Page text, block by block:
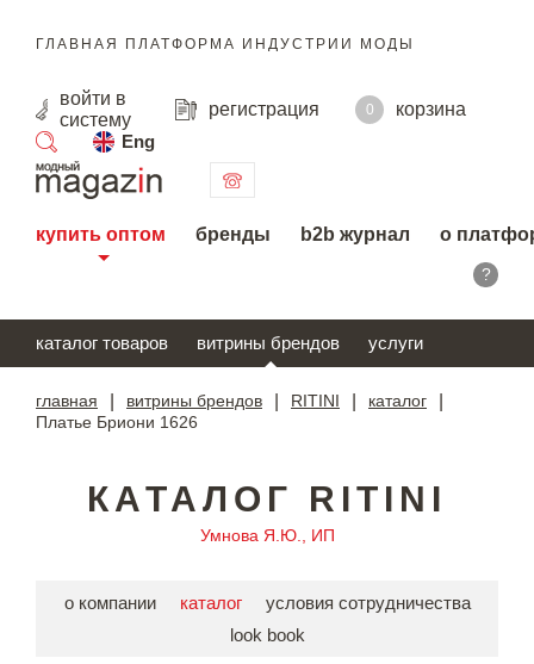
ГЛАВНАЯ ПЛАТФОРМА ИНДУСТРИИ МОДЫ
войти в
систему
регистрация 0
корзина
Eng
поиск
купить оптом бренды b2b журнал о
?
каталог товаров витрины брендов услуги
главная витрины брендов RITINI каталог
Платье Бриони 1626
КАТАЛОГ RITINI
Умнова Я.Ю., ИП
о компании каталог
условия сотрудничества
look book